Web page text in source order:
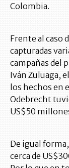
Colombia.
Frente al caso
capturadas
campañas del
Iván Zuluaga,
los hechos en
Odebrecht
US$50
De igual
cerca de